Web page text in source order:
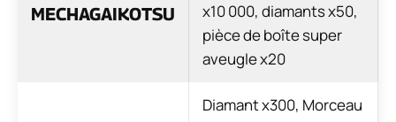
MECHAGAIKOTSU
x10 000, diamants x50,
pièce de boîte super
aveugle x20
Diamant x300, Morceau